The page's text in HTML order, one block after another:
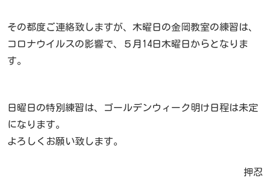
その都度ご連絡致しますが、木曜日の金岡教室の練習は、
コロナウイルスの影響で、５月14日木曜日からとなりま
す。
日曜日の特別練習は、ゴールデンウィーク明け日程は未定
になります。
よろしくお願い致します。
押忍